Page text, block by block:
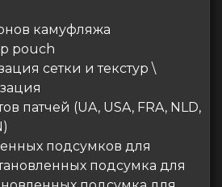
камуфляжа
pouch
сетки и текстур \
патчей (UA, USA, FRA, NLD,
подсумков для
подсумка для